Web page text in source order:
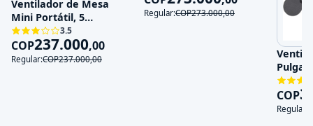
Ventilador de Mesa
Mini Portátil, 5
Velocidades, 5V,
Recargable
3.5
COP237.000,00
Regular:COP237.000,00
Regular:COP273.000,00
120V
COP
Regular: